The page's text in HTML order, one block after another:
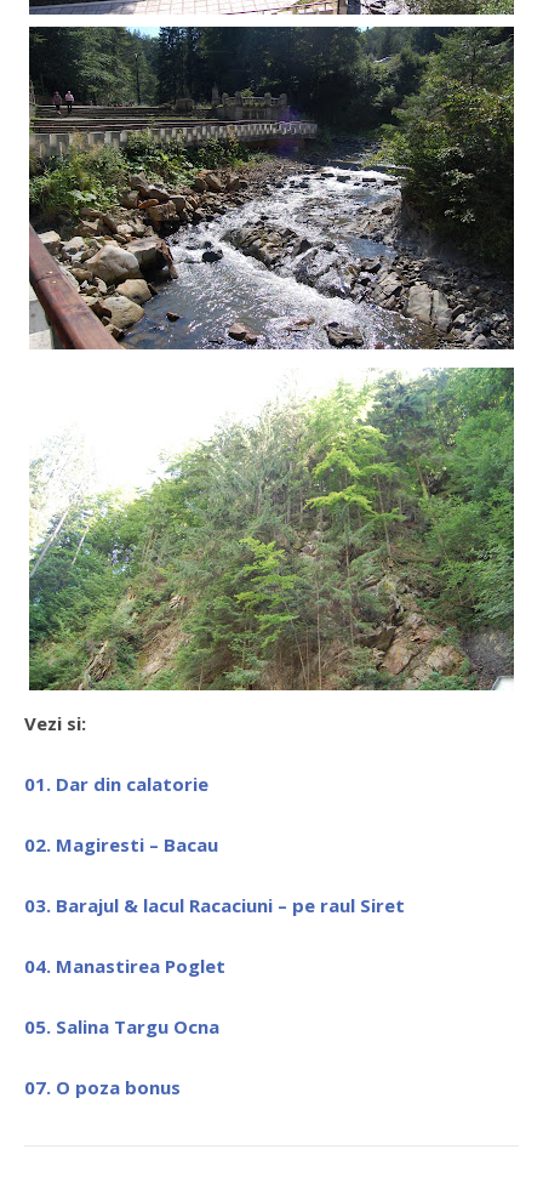
Vezi si:
01. Dar din calatorie
02. Magiresti – Bacau
03. Barajul & lacul Racaciuni – pe raul Siret
04. Manastirea Poglet
05. Salina Targu Ocna
07. O poza bonus